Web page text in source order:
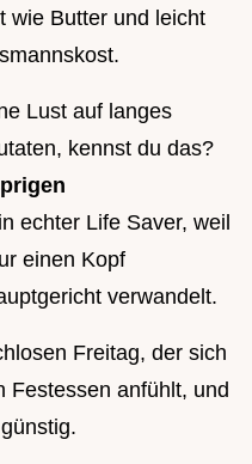
wie Butter und leicht
Lust auf langes
kennst du das?
echter Life Saver, weil
einen Kopf
verwandelt.
Freitag, der sich
Festessen anfühlt, und